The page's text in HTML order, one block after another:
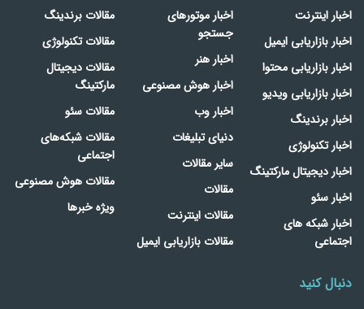
اخبار اینترنت
اخبار بازاریابی ایمیل
اخبار بازاریابی محتوا
اخبار بازاریابی ویدیو
اخبار برندینگ
اخبار تکنولوژی
اخبار دیجیتال مارکتینگ
اخبار سئو
اخبار شبکه های
اجتماعی
اخبار موتورهای
جستجو
اخبار هنر
اخبار هوش مصنوعی
اخبار وب
دنیای تبلیغات
سایر مقالات
مقالات
مقالات اینترنت
مقالات بازاریابی ایمیل
مقالات برندینگ
مقالات تکنولوژی
مقالات دیجیتال
مارکتینگ
مقالات سئو
مقالات شبکه‌های
اجتماعی
مقالات هوش مصنوعی
ویژه خبرها
دنبال کنید